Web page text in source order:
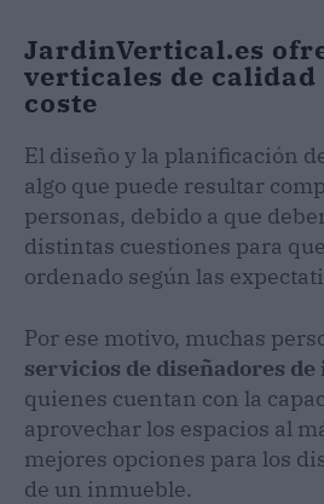
JardinVertical.es
verticales de
coste
El diseño y la planificación
algo que puede resultar
personas, debido a que
distintas cuestiones para
ordenado según las
Por ese motivo, muchas
servicios de diseñadores
quienes cuentan con la
aprovechar los espacios al
mejores opciones para los
de un inmueble.